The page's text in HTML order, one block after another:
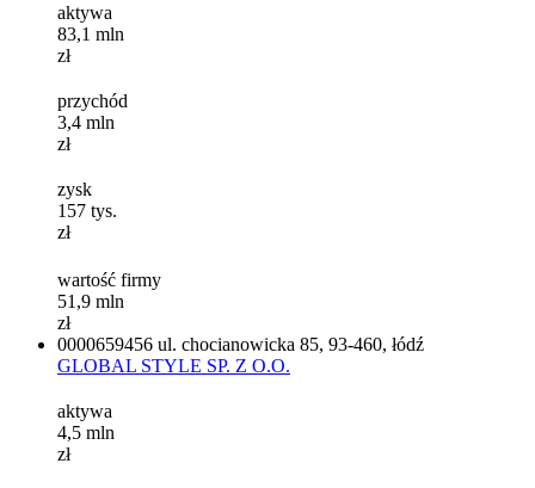
aktywa
83,1 mln
zł
przychód
3,4 mln
zł
zysk
157 tys.
zł
wartość firmy
51,9 mln
zł
0000659456 ul. chocianowicka 85, 93-460, łódź
GLOBAL STYLE SP. Z O.O.
aktywa
4,5 mln
zł